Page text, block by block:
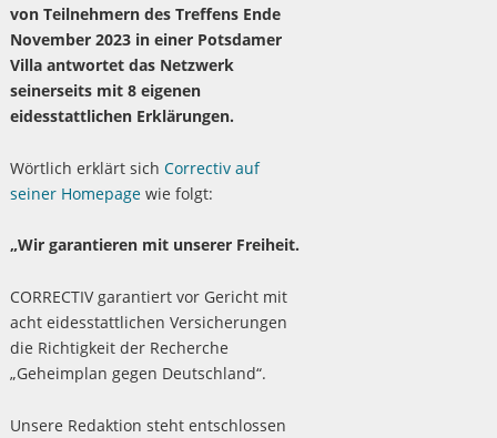
von Teilnehmern des Treffens Ende
November 2023 in einer Potsdamer
Villa antwortet das Netzwerk
seinerseits mit 8 eigenen
eidesstattlichen Erklärungen.
Wörtlich erklärt sich Correctiv auf
seiner Homepagewie folgt:
„Wir garantieren mit unserer Freiheit.
CORRECTIV garantiert vor Gericht mit
acht eidesstattlichen Versicherungen
die Richtigkeit der Recherche
„Geheimplan gegen Deutschland“.
Unsere Redaktion steht entschlossen